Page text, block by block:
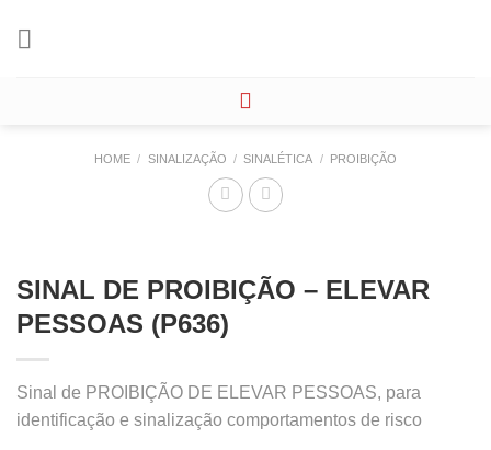
HOME / SINALIZAÇÃO / SINALÉTICA / PROIBIÇÃO
SINAL DE PROIBIÇÃO – ELEVAR
PESSOAS (P636)
Sinal de PROIBIÇÃO DE ELEVAR PESSOAS, para
identificação e sinalização comportamentos de risco